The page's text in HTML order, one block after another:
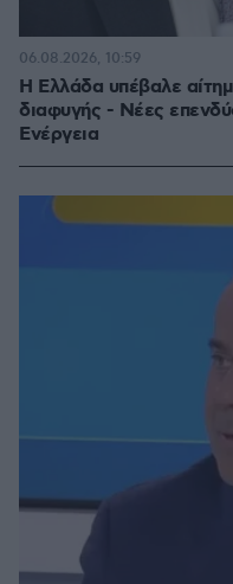
Η Ελλάδα υπέβαλε
διαφυγής - Νέες
Ενέργεια
06.08.2026, 10:59